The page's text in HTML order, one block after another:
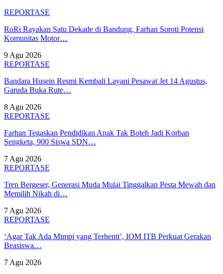
REPORTASE
RoRi Rayakan Satu Dekade di Bandung, Farhan Soroti Potensi
Komunitas Motor…
9 Agu 2026
REPORTASE
Bandara Husein Resmi Kembali Layani Pesawat Jet 14 Agustus,
Garuda Buka Rute…
8 Agu 2026
REPORTASE
Farhan Tegaskan Pendidikan Anak Tak Boleh Jadi Korban
Sengketa, 900 Siswa SDN…
7 Agu 2026
REPORTASE
Tren Bergeser, Generasi Muda Mulai Tinggalkan Pesta Mewah dan
Memilih Nikah di…
7 Agu 2026
REPORTASE
‘Agar Tak Ada Mimpi yang Terhenti’, IOM ITB Perkuat Gerakan
Beasiswa…
7 Agu 2026